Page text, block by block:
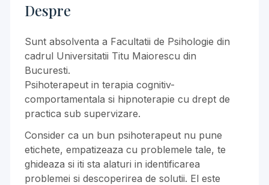
Despre
Sunt absolventa a Facultatii de Psihologie din
cadrul Universitatii Titu Maiorescu din
Bucuresti.
Psihoterapeut in terapia cognitiv-
comportamentala si hipnoterapie cu drept de
practica sub supervizare.
Consider ca un bun psihoterapeut nu pune
etichete, empatizeaza cu problemele tale, te
ghideaza si iti sta alaturi in identificarea
problemei si descoperirea de solutii. El este